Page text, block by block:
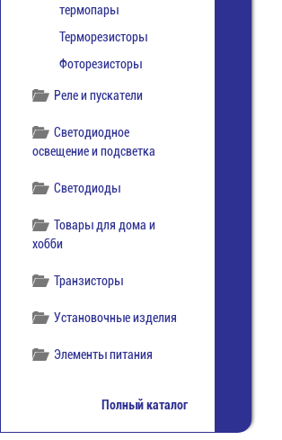
термопары
Терморезисторы
Фоторезисторы
Реле и пускатели
Светодиодное
освещение и подсветка
Светодиоды
Товары для дома и
хобби
Транзисторы
Установочные изделия
Элементы питания
Полный каталог